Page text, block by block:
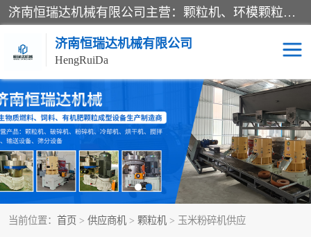
济南恒瑞达机械有限公司主营：颗粒机、环模颗粒机、平模颗粒机、粉碎机、滚筒筛分机、冷却机、颗粒燃烧机、生物质颗粒机、木屑颗粒机、秸秆颗粒机、饲料颗粒机、燃料颗粒机、木材粉碎机、秸秆粉碎机、饲料粉碎机、颗粒冷却机、锯末滚筒筛、锤片粉碎机、滚筒筛、搅拌机等产品。
济南恒瑞达机械有限公司
HengRuiDa
当前位置： 首页 > 供应商机 > 颗粒机 > 玉米粉碎机供应
颗粒机 环模颗粒机
平模颗粒机 生物质颗粒机
秸秆颗粒机 饲料颗粒机
燃料颗粒机 木屑颗粒机